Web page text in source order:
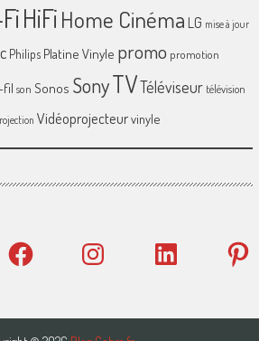
HiFiHome Cinéma LG mise à jour
Philips Platine Vinyle promo promotion
fil son Sonos SonyTVTéléviseur télévision
Vidéoprojecteurvinyle
Facebook Instagram LinkedIn